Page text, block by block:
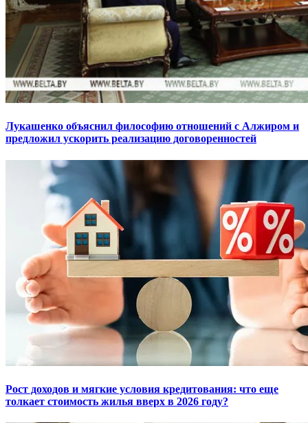
Лукашенко объяснил философию отношений с Алжиром и
предложил ускорить реализацию договоренностей
Рост доходов и мягкие условия кредитования: что еще
толкает стоимость жилья вверх в 2026 году?